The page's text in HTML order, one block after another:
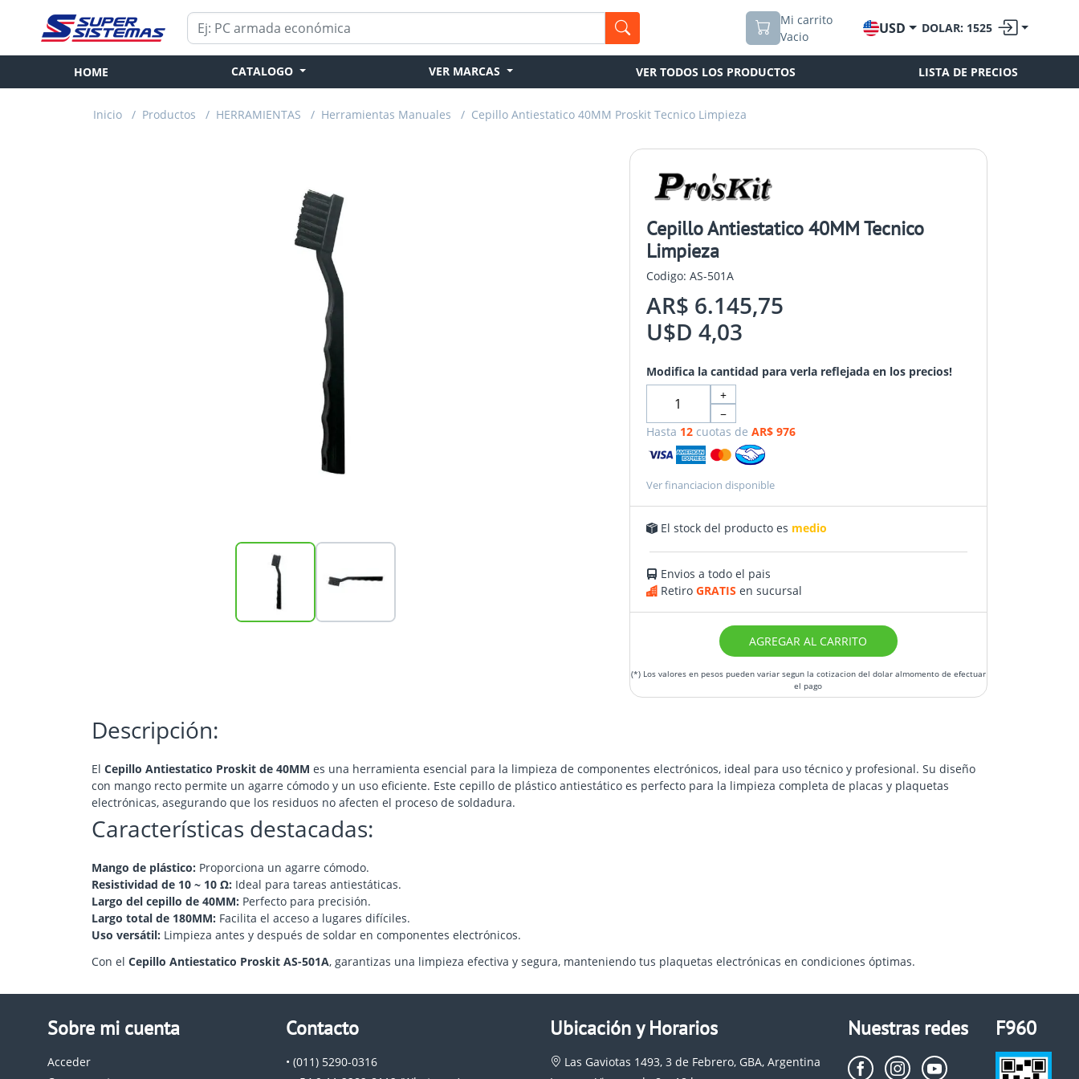
Mi carrito
Vacio
USD DOLAR: 1525
HOME CATALOGO VER MARCAS VER TODOS LOS PRODUCTOS LISTA DE PRECIOS
Inicio / Productos / HERRAMIENTAS / Herramientas Manuales / Cepillo Antiestatico 40MM Proskit Tecnico Limpieza
Cepillo Antiestatico 40MM Tecnico
Limpieza
Codigo: AS-501A
AR$ 6.145,75
U$D 4,03
Modifica la cantidad para verla reflejada en los precios!
+
−
Hasta 12cuotas de AR$ 976
Ver financiacion disponible
El stock del producto es medio
Envios a todo el pais
Retiro GRATIS en sucursal
AGREGAR AL CARRITO
(*) Los valores en pesos pueden variar segun la cotizacion del dolar almomento de efectuar
el pago
Descripción:
El Cepillo Antiestatico Proskit de 40MM es una herramienta esencial para la limpieza de componentes electrónicos, ideal para uso técnico y profesional. Su diseño
con mango recto permite un agarre cómodo y un uso eficiente. Este cepillo de plástico antiestático es perfecto para la limpieza completa de placas y plaquetas
electrónicas, asegurando que los residuos no afecten el proceso de soldadura.
Características destacadas:
Mango de plástico: Proporciona un agarre cómodo.
Resistividad de 10 ~ 10 Ω: Ideal para tareas antiestáticas.
Largo del cepillo de 40MM: Perfecto para precisión.
Largo total de 180MM: Facilita el acceso a lugares difíciles.
Uso versátil: Limpieza antes y después de soldar en componentes electrónicos.
Con el Cepillo Antiestatico Proskit AS-501A, garantizas una limpieza efectiva y segura, manteniendo tus plaquetas electrónicas en condiciones óptimas.
Sobre mi cuenta
Acceder
Contacto
• (011) 5290-0316
Ubicación y Horarios
Las Gaviotas 1493, 3 de Febrero, GBA, Argentina
Nuestras redes F960